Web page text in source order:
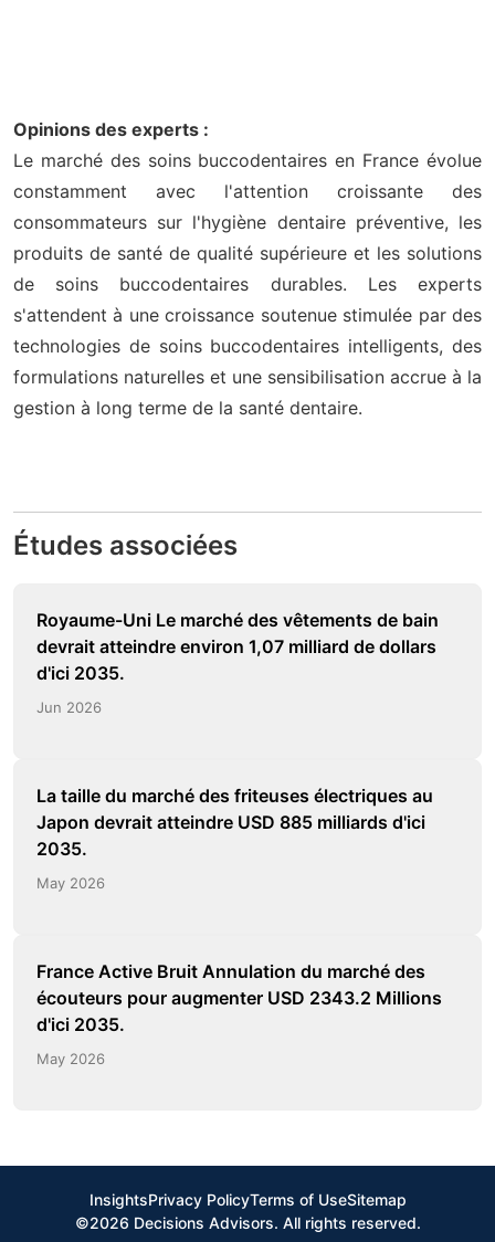
Opinions des experts :
Le marché des soins buccodentaires en France évolue
constamment avec l'attention croissante des
consommateurs sur l'hygiène dentaire préventive, les
produits de santé de qualité supérieure et les solutions
de soins buccodentaires durables. Les experts
s'attendent à une croissance soutenue stimulée par des
technologies de soins buccodentaires intelligents, des
formulations naturelles et une sensibilisation accrue à la
gestion à long terme de la santé dentaire.
Études associées
Royaume-Uni Le marché des vêtements de bain
devrait atteindre environ 1,07 milliard de dollars
d'ici 2035.
Jun 2026
La taille du marché des friteuses électriques au
Japon devrait atteindre USD 885 milliards d'ici
2035.
May 2026
France Active Bruit Annulation du marché des
écouteurs pour augmenter USD 2343.2 Millions
d'ici 2035.
May 2026
InsightsPrivacy PolicyTerms of UseSitemap
©2026 Decisions Advisors. All rights reserved.